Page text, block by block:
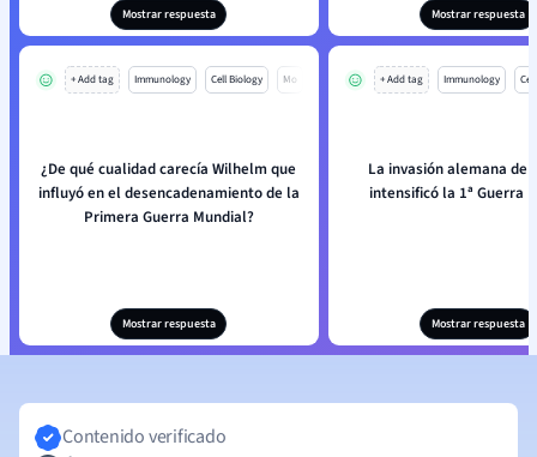
Mostrar respuesta Mostrar respuesta
+ Add tag Immunology Cell Biology Mo
¿De qué cualidad carecía Wilhelm que
influyó en el desencadenamiento de la
Primera Guerra Mundial?
Mostrar respuesta
+ Add tag Immunology
La invasión alemana de
intensificó la 1ª Guerra
Mostrar respuesta
Contenido verificado